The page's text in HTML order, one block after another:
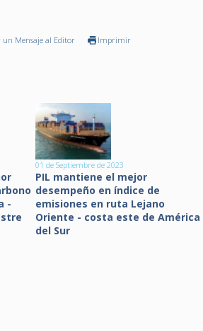
un Mensaje al Editor Imprimir
-
01 de Septiembre de 2023
PIL mantiene el mejor
desempeño en índice de
emisiones en ruta Lejano
Oriente - costa este de América
del Sur